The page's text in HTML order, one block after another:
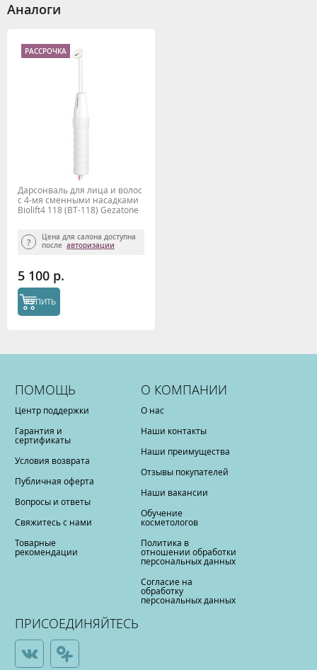
Аналоги
Дарсонваль для лица и волос
с 4-мя сменными насадками
Biolift4 118 (BT-118) Gezatone
Цена для салона доступна
после авторизации
5 100 р.
КУПИТЬ
РАССРОЧКА
ПОМОЩЬ
Центр поддержки
Гарантия и
сертификаты
Условия возврата
Публичная оферта
Вопросы и ответы
Свяжитесь с нами
Товарные
рекомендации
О КОМПАНИИ
О нас
Наши контакты
Наши преимущества
Отзывы покупателей
Наши вакансии
Обучение
косметологов
Политика в
отношении обработки
персональных данных
Согласие на
обработку
персональных данных
ПРИСОЕДИНЯЙТЕСЬ